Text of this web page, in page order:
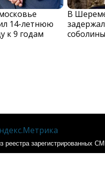
14-летнюю
к 9 годам
В
реестра зарегистрированных